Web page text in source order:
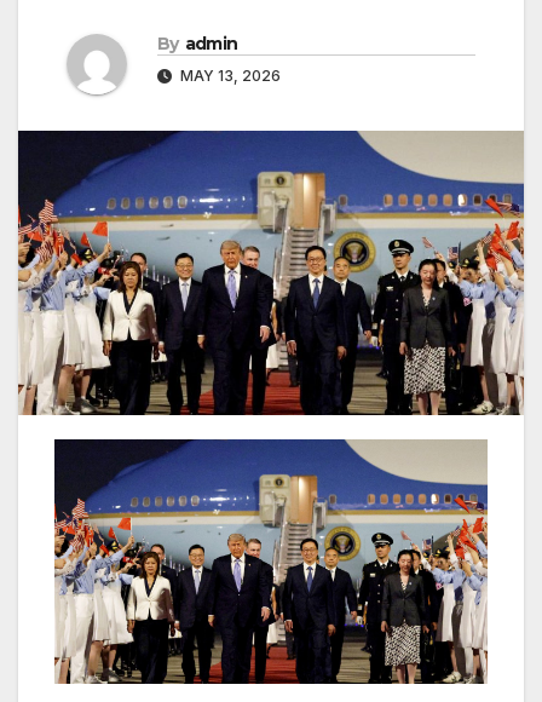
By admin
MAY 13, 2026